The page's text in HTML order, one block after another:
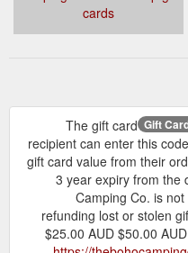
cards
Gift
The gift card
recipient can enter this
gift card value from their
3 year expiry from
Camping Co. is
refunding lost or stolen
$25.00 AUD $50.00